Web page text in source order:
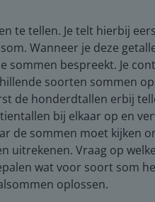
te tellen. Je telt hierbij
Wanneer je deze
sommen bespreekt. Je
soorten sommen
de honderdtallen erbij
bij elkaar op en
de sommen moet kijken
uitrekenen. Vraag op
wat voor soort som
oplossen.